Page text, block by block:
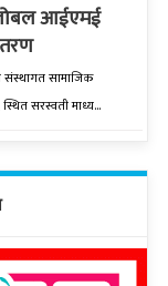
आईएमई
सामाजिक
सरस्वती माध्य...